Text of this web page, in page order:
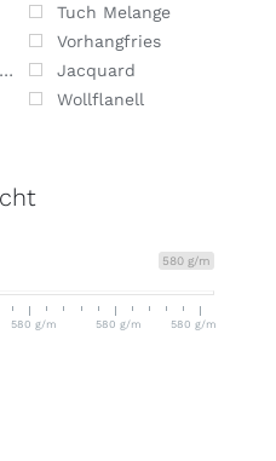
Tuch Melange
Vorhangfries
Jacquard
Wollflanell
580 g/m
580 g/m 580 g/m 580 g/m